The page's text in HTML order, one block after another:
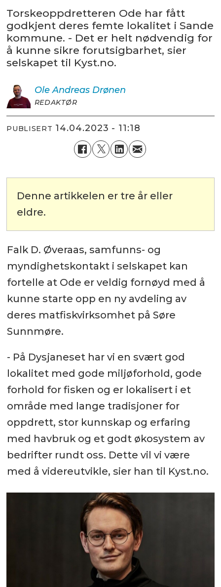
Torskeoppdretteren Ode har fått
godkjent deres femte lokalitet i Sande
kommune. - Det er helt nødvendig for
å kunne sikre forutsigbarhet, sier
selskapet til Kyst.no.
Ole Andreas Drønen
REDAKTØR
PUBLISERT 14.04.2023 - 11:18
Denne artikkelen er tre år eller
eldre.
Falk D. Øveraas, samfunns- og
myndighetskontakt i selskapet kan
fortelle at Ode er veldig fornøyd med å
kunne starte opp en ny avdeling av
deres matfiskvirksomhet på Søre
Sunnmøre.
- På Dysjaneset har vi en svært god
lokalitet med gode miljøforhold, gode
forhold for fisken og er lokalisert i et
område med lange tradisjoner for
oppdrett, stor kunnskap og erfaring
med havbruk og et godt økosystem av
bedrifter rundt oss. Dette vil vi være
med å videreutvikle, sier han til Kyst.no.